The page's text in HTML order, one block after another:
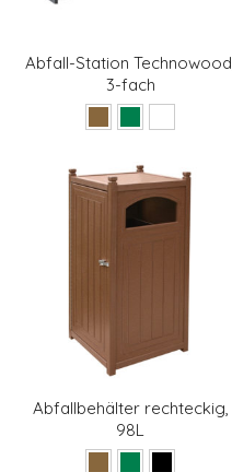
Abfall-Station Technowood,
3-fach
Abfallbehälter rechteckig,
98L